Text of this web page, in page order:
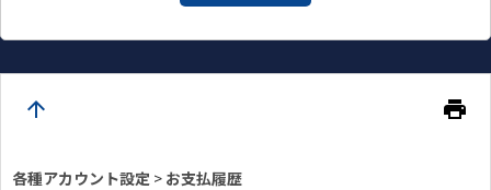
arrow_upward print
各種アカウント設定 > お支払履歴